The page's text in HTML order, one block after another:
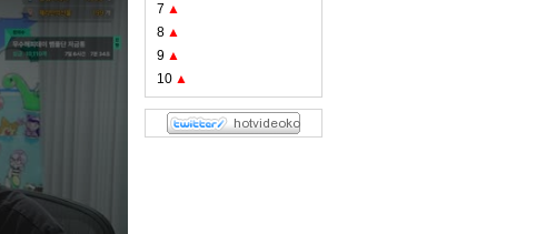
7 ▲
8 ▲
9 ▲
10 ▲